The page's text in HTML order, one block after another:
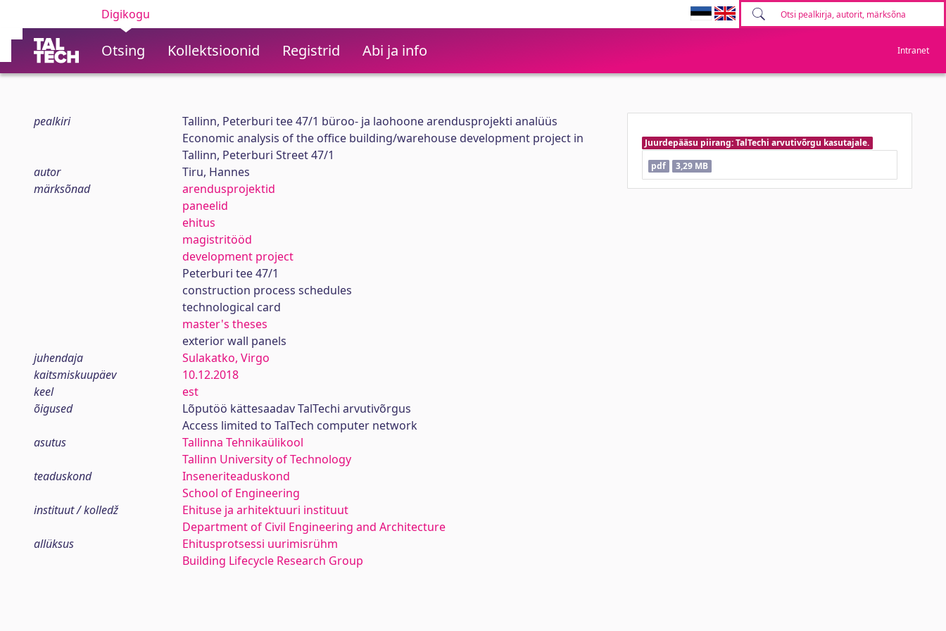
Digikogu
Otsing Kollektsioonid Registrid Abi ja info Intranet
pealkiri
Tallinn, Peterburi tee 47/1 büroo- ja laohoone arendusprojekti analüüs
Economic analysis of the office building/warehouse development project in
Tallinn, Peterburi Street 47/1
autor
Tiru, Hannes
märksõnad
arendusprojektid
paneelid
ehitus
magistritööd
development project
Peterburi tee 47/1
construction process schedules
technological card
master's theses
exterior wall panels
juhendaja
Sulakatko, Virgo
kaitsmiskuupäev
10.12.2018
keel
est
õigused
Lõputöö kättesaadav TalTechi arvutivõrgus
Access limited to TalTech computer network
asutus
Tallinna Tehnikaülikool
Tallinn University of Technology
teaduskond
Inseneriteaduskond
School of Engineering
instituut / kolledž
Ehituse ja arhitektuuri instituut
Department of Civil Engineering and Architecture
allüksus
Ehitusprotsessi uurimisrühm
Building Lifecycle Research Group
Juurdepääsu piirang: TalTechi arvutivõrgu kasutajale.
pdf
3,29 MB